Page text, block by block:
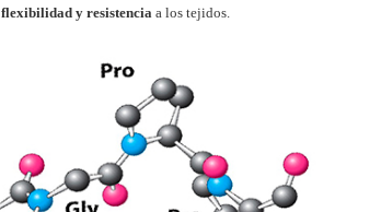
flexibilidad y resistencia a los tejidos.